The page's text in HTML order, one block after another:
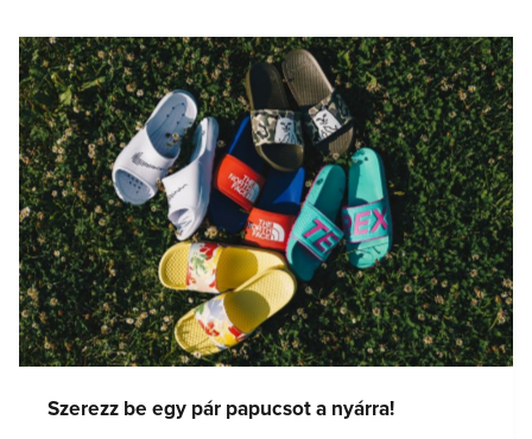
Szerezz be egy pár papucsot a nyárra!